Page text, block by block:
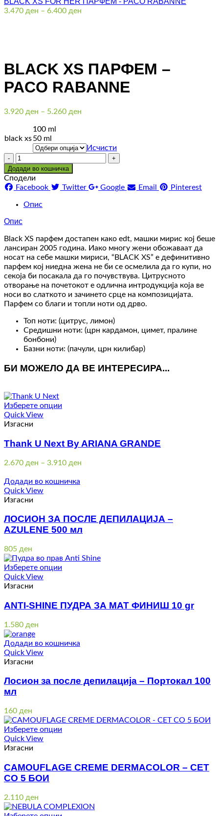
3.470 ден – 6.400 ден
BLACK XS ПАРФЕМ –
PACO RABANNE
3.920 ден – 5.260 ден
5.260 ден
black xs
100 ml
50 ml
Исчисти
Количина
Додади во кошничка
Сподели
Facebook
Twitter Google Email Pinterest
Опис
Опис
Black XS парфем достапен како edt, машки мирис кој беше
лансиран 2005 година. Иако многу жени обожаваат да
носат на себе машки мириси, “BLACK XS” е дефинитивно
парфем кој ниедна жена не би се осмелила да го купи, но
секоја би посакала да го почувствува. Цитрусното
отворање на почетокот е одлична интродукција која ве
носи во слаткото и зачинето срце на композицијата.
Парфем со благи и топли ноти од дрво.
Топ ноти: (цитрус, лимон)
Средишни ноти: (црн кардамон, цимет, пралине
бонбони)
Базни ноти: (пачули, црн килибар)
БИ МОЖЕЛО ДА ВЕ ИНТЕРЕСИРА...
Изберете опции
Quick View
Изгасни
Thank U Next By ARIANA GRANDE
2.670 ден – 3.910 ден
Додади во кошничка
Quick View
Изгасни
ЛОСИОН ЗА ПОСЛЕ ДЕПИЛАЦИЈА –
AZULENE 500 мл
805 ден
Изберете опции
Quick View
Изгасни
ANTI-SHINE ПУДРА ЗА МАТ ФИНИШ 10 gr
1.580 ден
Додади во кошничка
Quick View
Изгасни
Лосион за после депилација – Портокал 100
мл
160 ден
Изберете опции
Quick View
Изгасни
CAMOUFLAGE CREME DERMACOLOR – СЕТ
СО 5 БОИ
2.110 ден